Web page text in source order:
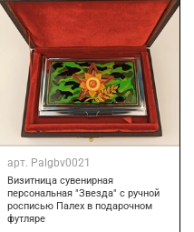
арт. Palgbv0021
Визитница сувенирная
персональная "Звезда" с ручной
росписью Палех в подарочном
футляре